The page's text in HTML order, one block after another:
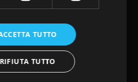
9.00-12.30 / 15.00-19.30
sab 9.00-19.30
484949/ +39 366 8205088
TUTTO
RIFIUTA TUTTO